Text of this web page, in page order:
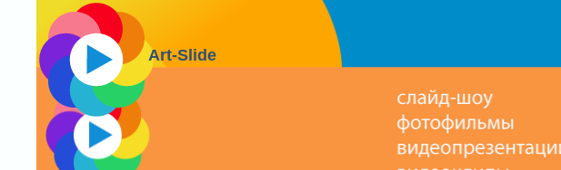
Art-Slide